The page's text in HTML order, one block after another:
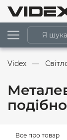
Videx
Все про товар